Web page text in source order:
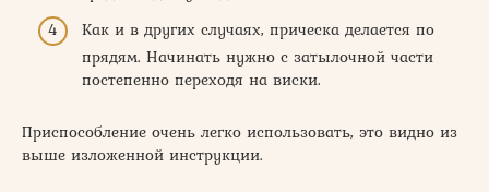
Как и в других случаях, прическа делается по
прядям. Начинать нужно с затылочной части
постепенно переходя на виски.
Приспособление очень легко использовать, это видно из
выше изложенной инструкции.